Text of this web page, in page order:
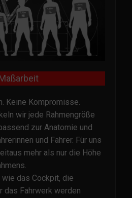
Keine Kompromisse.
wir jede Rahmengröße
zur Anatomie und
und Fahrer. Für uns
mehr als nur die Höhe
das Cockpit, die
das Fahrwerk werden